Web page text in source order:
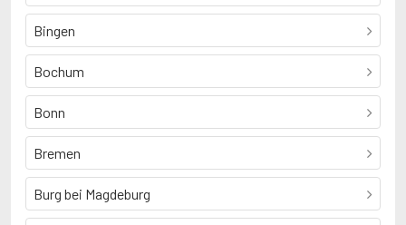
Bingen
Bochum
Bonn
Bremen
Burg bei Magdeburg